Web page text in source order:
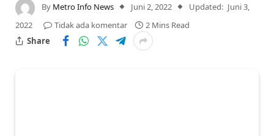
By Metro Info News Juni 2, 2022 Updated: Juni 3,
2022
Tidak ada komentar
2 Mins Read
Share